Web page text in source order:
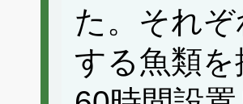
た。それ
する魚類